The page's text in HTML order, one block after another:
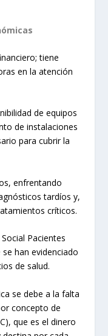
tiene
en la atención
de equipos
de instalaciones
para cubrir la
enfrentando
tardíos y,
críticos.
Pacientes
han evidenciado
de salud.
se debe a la falta
concepto de
que es el dinero